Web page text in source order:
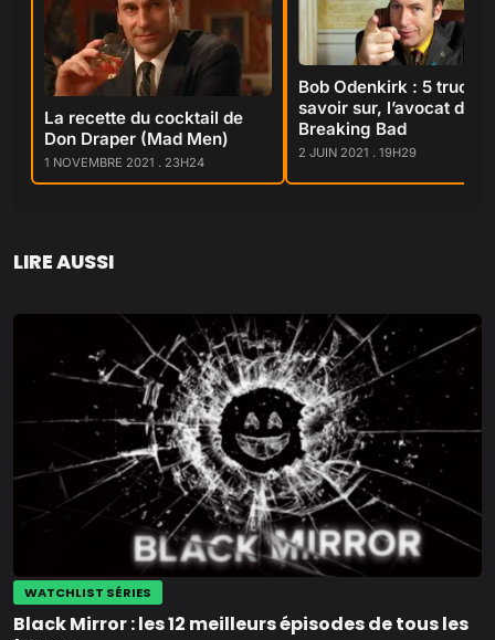
La recette du cocktail de
Don Draper (Mad Men)
1 NOVEMBRE 2021 . 23H24
Bob Odenkirk : 5 trucs à
savoir sur, l’avocat de
Breaking Bad
2 JUIN 2021 . 19H29
LIRE AUSSI
WATCHLIST SÉRIES
Black Mirror : les 12 meilleurs épisodes de tous les